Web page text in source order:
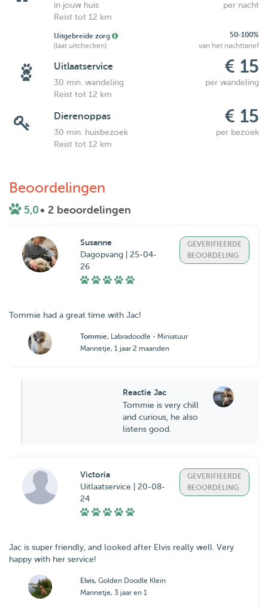
in jouw huis
per nacht
Reist tot 12 km
Uitgebreide zorg
50-100%
(laat uitchecken)
van het nachttarief
Uitlaatservice € 15
30 min. wandeling
per wandeling
Reist tot 12 km
Dierenoppas € 15
30 min. huisbezoek
per bezoek
Reist tot 12 km
Beoordelingen
5,0• 2 beoordelingen
Susanne
Dagopvang | 25-04-
26
GEVERIFIEERDE
BEOORDELING
Tommie had a great time with Jac!
Tommie, Labradoodle - Miniatuur
Mannetje, 1 jaar 2 maanden
Reactie Jac
Tommie is very chill
and curious, he also
listens good.
Victoria
Uitlaatservice | 20-08-
24
GEVERIFIEERDE
BEOORDELING
Jac is super friendly, and looked after Elvis really well. Very
happy with her service!
Elvis, Golden Doodle Klein
Mannetje, 3 jaar en 1